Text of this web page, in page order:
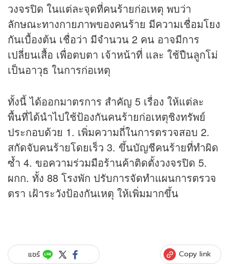
วงจรปิด ในแต่ละจุดที่คนร้ายก่อเหตุ พบว่า
ลักษณะทางกายภาพของคนร้าย มีความเชื่อมโยง
กันเบื้องต้น เชื่อว่า มีจำนวน 2 คน อาจมีการ
เปลี่ยนเสื้อ เพื่อตบตา เจ้าหน้าที่ และ ใช้ปืนลูกโม่
เป็นอาวุธ ในการก่อเหตุ
ทั้งนี้ ได้ออกมาตรการ สำคัญ 5 เรื่อง ให้แต่ละ
พื้นที่ได้นำไปใช้ป้องกันคนร้ายก่อเหตุชิงทรัพย์
ประกอบด้วย 1. เพิ่มความถี่ในการตรวจสอบ 2.
สกัดจับคนร้ายโดยเร็ว 3. ขึ้นบัญชีคนร้ายที่ทำผิด
ซ้ำ 4. ขอความร่วมมือร้านค้าติดตั้งวงจรปิด 5.
ผกก. ทั้ง 88 โรงพัก ปรับการจัดทำแผนการตรวจ
ตรา เฝ้าระวังป้องกันเหตุ ให้เพิ่มมากขึ้น
แชร์ Copy link